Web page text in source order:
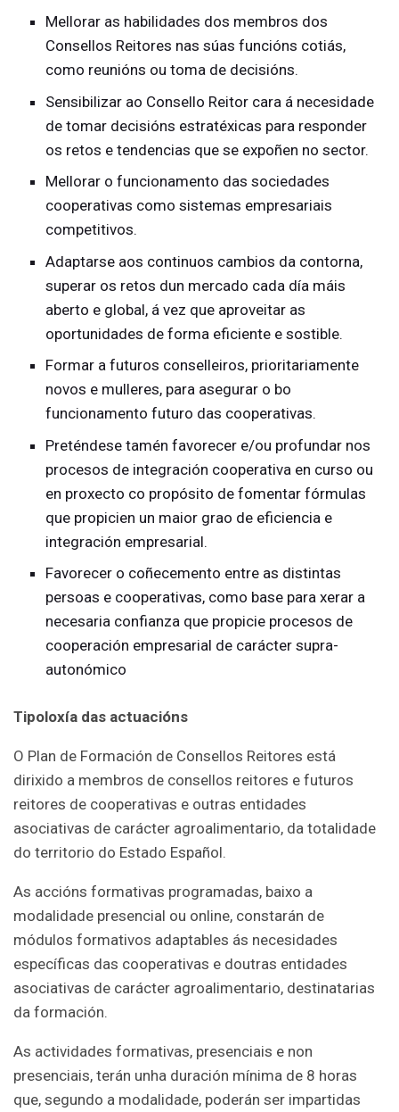
Mellorar as habilidades dos membros dos
Consellos Reitores nas súas funcións cotiás,
como reunións ou toma de decisións.
Sensibilizar ao Consello Reitor cara á necesidade
de tomar decisións estratéxicas para responder
os retos e tendencias que se expoñen no sector.
Mellorar o funcionamento das sociedades
cooperativas como sistemas empresariais
competitivos.
Adaptarse aos continuos cambios da contorna,
superar os retos dun mercado cada día máis
aberto e global, á vez que aproveitar as
oportunidades de forma eficiente e sostible.
Formar a futuros conselleiros, prioritariamente
novos e mulleres, para asegurar o bo
funcionamento futuro das cooperativas.
Preténdese tamén favorecer e/ou profundar nos
procesos de integración cooperativa en curso ou
en proxecto co propósito de fomentar fórmulas
que propicien un maior grao de eficiencia e
integración empresarial.
Favorecer o coñecemento entre as distintas
persoas e cooperativas, como base para xerar a
necesaria confianza que propicie procesos de
cooperación empresarial de carácter supra-
autonómico
Tipoloxía das actuacións
O Plan de Formación de Consellos Reitores está
dirixido a membros de consellos reitores e futuros
reitores de cooperativas e outras entidades
asociativas de carácter agroalimentario, da totalidade
do territorio do Estado Español.
As accións formativas programadas, baixo a
modalidade presencial ou online, constarán de
módulos formativos adaptables ás necesidades
específicas das cooperativas e doutras entidades
asociativas de carácter agroalimentario, destinatarias
da formación.
As actividades formativas, presenciais e non
presenciais, terán unha duración mínima de 8 horas
que, segundo a modalidade, poderán ser impartidas